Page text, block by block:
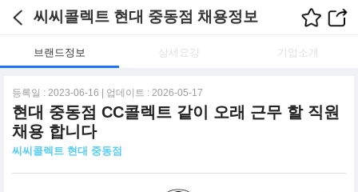
씨씨콜렉트 현대 중동점 채용정보
브랜드정보 상세요강 기업소개
등록일 : 2023-06-16 | 업데이트 : 2026-05-17
현대 중동점 CC콜렉트 같이 오래 근무 할 직원
채용 합니다
씨씨콜렉트 현대 중동점